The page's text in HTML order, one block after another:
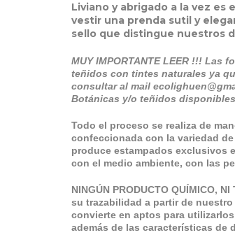
Liviano y abrigado a la vez
vestir una prenda sutil y
sello que distingue nuestros
MUY IMPORTANTE LEER !!!
teñidos con tintes naturales ya
consultar al mail
Botánicas y/o teñidos
Todo el proceso se realiza de
confeccionada con la variedad
produce estampados exclusivos
con el medio ambiente, con las
NINGÚN PRODUCTO QUÍMICO,
su trazabilidad a partir de
convierte en aptos para
además de las características de